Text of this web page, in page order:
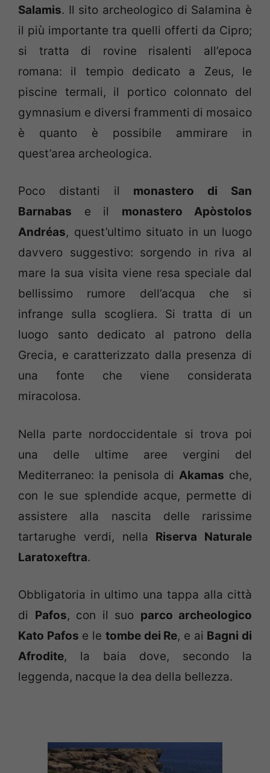
Salamis. Il sito archeologico di Salamina è
il più importante tra quelli offerti da Cipro;
si tratta di rovine risalenti all’epoca
romana: il tempio dedicato a Zeus, le
piscine termali, il portico colonnato del
gymnasium e diversi frammenti di mosaico
è quanto è possibile ammirare in
quest’area archeologica.
Poco distanti il monastero di San
Barnabas e il monastero Apòstolos
Andréas, quest’ultimo situato in un luogo
davvero suggestivo: sorgendo in riva al
mare la sua visita viene resa speciale dal
bellissimo rumore dell’acqua che si
infrange sulla scogliera. Si tratta di un
luogo santo dedicato al patrono della
Grecia, e caratterizzato dalla presenza di
una fonte che viene considerata
miracolosa.
Nella parte nordoccidentale si trova poi
una delle ultime aree vergini del
Mediterraneo: la penisola di Akamas che,
con le sue splendide acque, permette di
assistere alla nascita delle rarissime
tartarughe verdi, nella Riserva Naturale
Laratoxeftra.
Obbligatoria in ultimo una tappa alla città
di Pafos, con il suo parco archeologico
Kato Pafos e le tombe dei Re, e ai Bagni di
Afrodite, la baia dove, secondo la
leggenda, nacque la dea della bellezza.